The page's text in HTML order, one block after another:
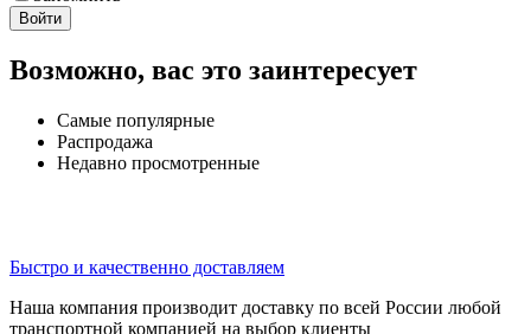
Войти
Возможно, вас это заинтересует
Самые популярные
Распродажа
Недавно просмотренные
Быстро и качественно доставляем
Наша компания производит доставку по всей России любой
транспортной компанией на выбор клиенты